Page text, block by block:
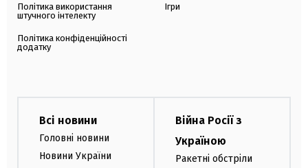
Політика використання
штучного інтелекту
Політика конфіденційності
додатку
Ігри
Всі новини
Головні новини
Новини України
Війна Росії з
Україною
Ракетні обстріли